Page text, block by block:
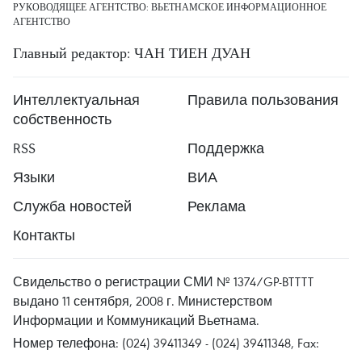
РУКОВОДЯЩЕЕ АГЕНТСТВО: ВЬЕТНАМСКОЕ ИНФОРМАЦИОННОЕ
АГЕНТСТВО
Главный редактор: ЧАН ТИЕН ДУАН
Интеллектуальная
собственность
Правила пользования
RSS
Поддержка
Языки
ВИА
Служба новостей
Реклама
Контакты
Свидельство о регистрации СМИ № 1374/GP-BTTTT
выдано 11 сентября, 2008 г. Министерством
Информации и Коммуникаций Вьетнама.
Номер телефона: (024) 39411349 - (024) 39411348, Fax: